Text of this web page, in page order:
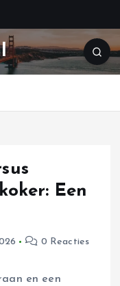
Een
0 Reacties
en een